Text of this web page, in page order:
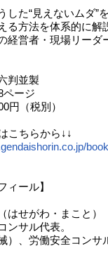
した“見えないムダ”
る方法を体系的に解
経営者・現場リーダ
判並製
ページ
円（税別）
こちらから↓↓
ィール】
せがわ・まこと）
ンサル代表。
）、労働安全コンサ